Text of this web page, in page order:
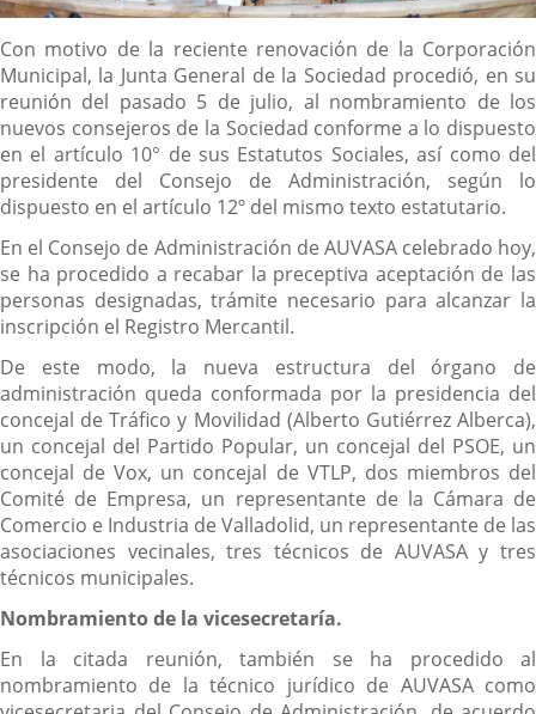
Descripción
Con motivo de la reciente renovación de la Corporación
Municipal, la Junta General de la Sociedad procedió, en su
reunión del pasado 5 de julio, al nombramiento de los
nuevos consejeros de la Sociedad conforme a lo dispuesto
en el artículo 10° de sus Estatutos Sociales, así como del
presidente del Consejo de Administración, según lo
dispuesto en el artículo 12º del mismo texto estatutario.
En el Consejo de Administración de AUVASA celebrado hoy,
se ha procedido a recabar la preceptiva aceptación de las
personas designadas, trámite necesario para alcanzar la
inscripción el Registro Mercantil.
De este modo, la nueva estructura del órgano de
administración queda conformada por la presidencia del
concejal de Tráfico y Movilidad (Alberto Gutiérrez Alberca),
un concejal del Partido Popular, un concejal del PSOE, un
concejal de Vox, un concejal de VTLP, dos miembros del
Comité de Empresa, un representante de la Cámara de
Comercio e Industria de Valladolid, un representante de las
asociaciones vecinales, tres técnicos de AUVASA y tres
técnicos municipales.
Nombramiento de la vicesecretaría.
En la citada reunión, también se ha procedido al
nombramiento de la técnico jurídico de AUVASA como